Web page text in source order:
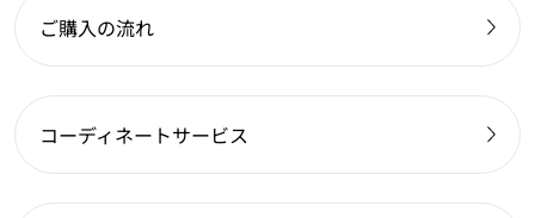
ご購入の流れ
コーディネートサービス